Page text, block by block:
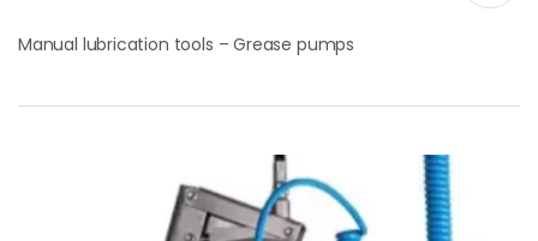
Manual lubrication tools – Grease pumps